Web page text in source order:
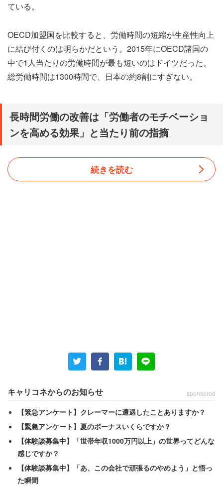
ている。
OECD加盟国を比較すると、労働時間の短縮が生産性向上
に結び付くのは明らかだという。2015年にOECD諸国の
中で1人当たりの労働時間が最も短いのはドイツだった。
総労働時間は1300時間で、日本の約8割にすぎない。
長時間労働の改善は「労働者のモチベーショ
ンを高める効果」と当たり前の指摘
続きを読む
キャリコネからのお知らせ sponsored
【緊急アンケート】クレーマーに遭遇したことありますか？
【緊急アンケート】夏のボーナスいくらですか？
【体験談募集中】「世帯年収1000万円以上」の世界ってどんな
感じですか？
【体験談募集中】「あ、この会社で頑張るのやめよう」と悟っ
た瞬間